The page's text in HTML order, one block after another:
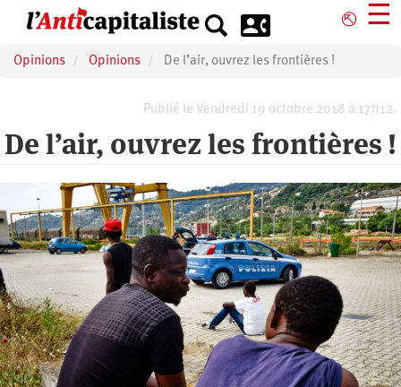
principal
⎋ ☰
Opinions Opinions De l’air, ouvrez les frontières !
Publié le Vendredi 19 octobre 2018 à 17h12.
De l’air, ouvrez les frontières !